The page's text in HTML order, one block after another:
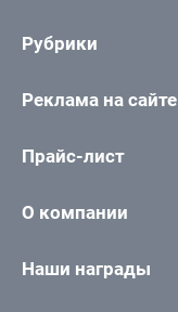
Рубрики
Реклама на сайте
Прайс-лист
О компании
Наши награды